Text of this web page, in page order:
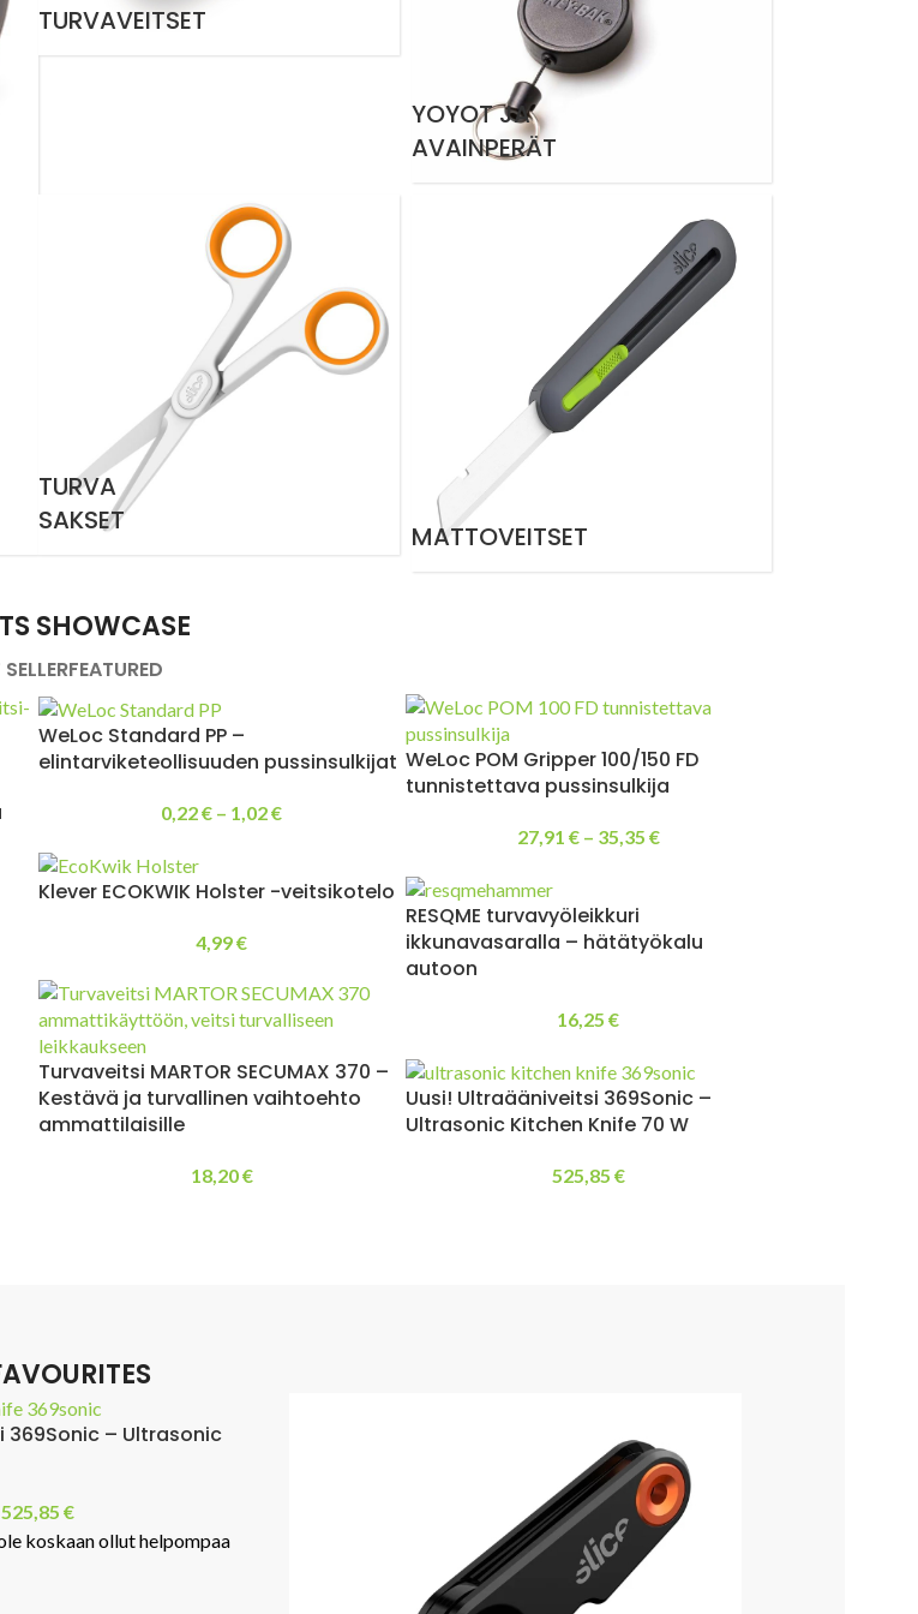
TURVAVEITSET
YOYOT JA
AVAINPERÄT
TURVA
SAKSET
MATTOVEITSET
SHOWCASE
FEATURED
WeLoc Standard PP –
elintarviketeollisuuden pussinsulkijat
0,22€ – 1,02€
WeLoc POM Gripper 100/150 FD
tunnistettava pussinsulkija
27,91 € – 35,35 €
Klever ECOKWIK Holster -veitsikotelo
4,99€
RESQME turvavyöleikkuri
ikkunavasaralla – hätätyökalu
autoon
16,25€
Turvaveitsi MARTOR SECUMAX 370 –
Kestävä ja turvallinen vaihtoehto
ammattilaisille
18,20€
Uusi! Ultraääniveitsi 369Sonic –
Ultrasonic Kitchen Knife 70 W
525,85 €
MARTOR SECUMAX 350 SE – Kestävä
turvaveitsi kierrätysmuovista